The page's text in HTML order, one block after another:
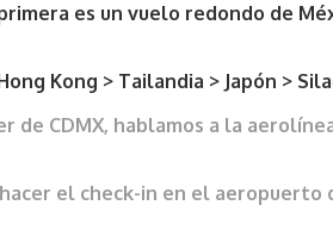
es un vuelo redondo de
Kong > Tailandia > Japón >
de CDMX, hablamos a la
el check-in en el aeropuerto